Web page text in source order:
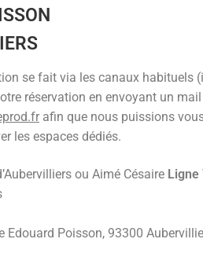
se fait via les canaux habituels
réservation en envoyant un mail
afin que nous puissions
les espaces dédiés.
ou Aimé Césaire Ligne
Edouard Poisson, 93300